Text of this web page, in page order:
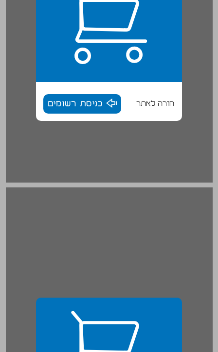
חזרה לאתר כניסת רשומים